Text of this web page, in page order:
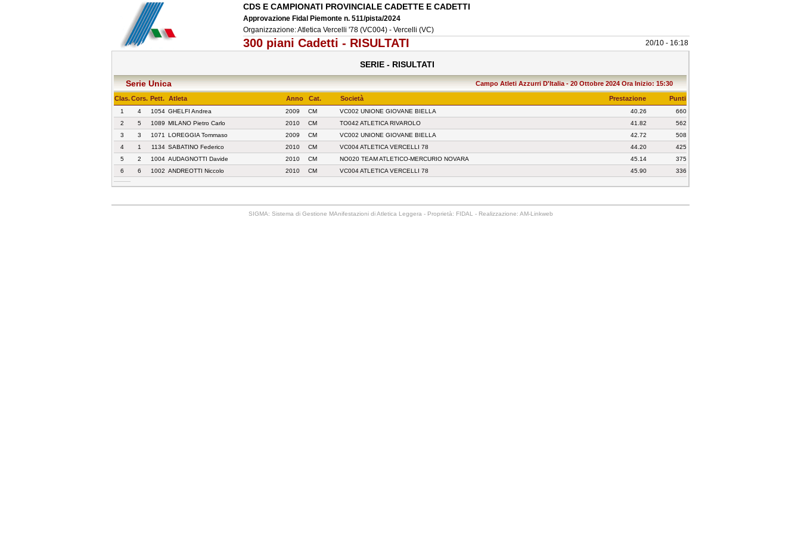
CDS E CAMPIONATI PROVINCIALE CADETTE E CADETTI
Approvazione Fidal Piemonte n. 511/pista/2024
Organizzazione: Atletica Vercelli '78 (VC004) - Vercelli (VC)
300 piani Cadetti - RISULTATI 20/10 - 16:18
SERIE - RISULTATI
Serie Unica
Campo Atleti Azzurri D'Italia - 20 Ottobre 2024 Ora Inizio: 15:30
Clas.Cors. Pett. Atleta Anno Cat. Società Prestazione Punti
1 4 1054 GHELFI Andrea 2009 CM VC002 UNIONE GIOVANE BIELLA 40.26
660
2
5 1089 MILANO Pietro Carlo 2010 CM TO042 ATLETICA RIVAROLO 41.82
562
3
3 1071 LOREGGIA Tommaso 2009 CM VC002 UNIONE GIOVANE BIELLA 42.72
508
4
1 1134 SABATINO Federico 2010 CM VC004 ATLETICA VERCELLI 78 44.20
425
5
2 1004 AUDAGNOTTI Davide 2010 CM NO020 TEAM ATLETICO-MERCURIO NOVARA 45.14
375
6
6 1002 ANDREOTTI Niccolo 2010 CM VC004 ATLETICA VERCELLI 78 45.90 336
SIGMA: Sistema di Gestione MAnifestazioni di Atletica Leggera - Proprietà: FIDAL - Realizzazione: AM-Linkweb